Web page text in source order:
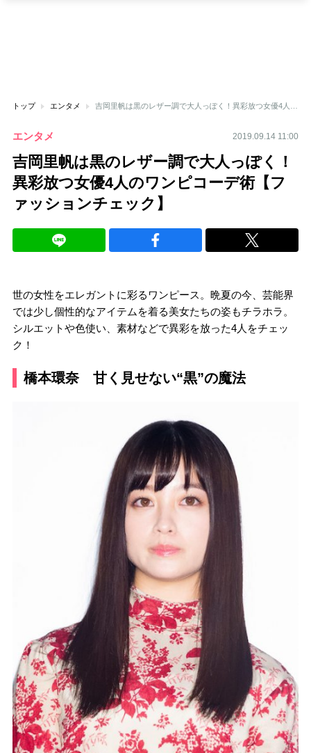
トップ エンタメ
エンタメ 2019.09.14 11:00
吉岡里帆は黒のレザー調で大人っぽく！
異彩放つ女優4人のワンピコーデ術【フ
ァッションチェック】
世の女性をエレガントに彩るワンピース。晩夏の今、芸能界
では少し個性的なアイテムを着る美女たちの姿もチラホラ。
シルエットや色使い、素材などで異彩を放った4人をチェッ
ク！
橋本環奈 甘く見せない“黒”の魔法